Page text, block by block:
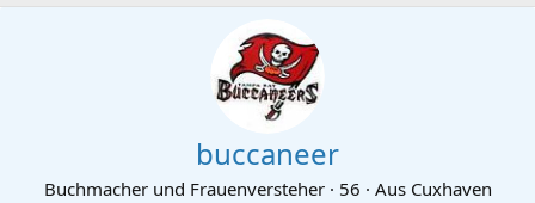
buccaneer
Buchmacher und Frauenversteher · 56 · Aus Cuxhaven